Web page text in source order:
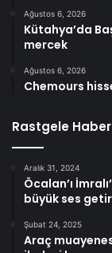
Ağustos 6, 2026
Kütahya’da
mercek
Ağustos 6, 2026
Chemours
Rastgele
Aralık 31, 2024
Öcalan’ı
büyük ses
Şubat 24, 2025
Araç